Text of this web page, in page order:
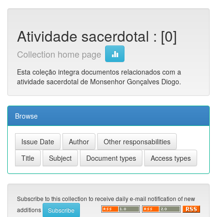
Atividade sacerdotal : [0]
Collection home page
Esta coleção integra documentos relacionados com a
atividade sacerdotal de Monsenhor Gonçalves Diogo.
Browse
Subscribe to this collection to receive daily e-mail notification of new
additions